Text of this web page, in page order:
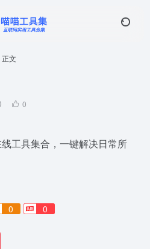
正文
0
工具集合，一键解决日常所
0 0